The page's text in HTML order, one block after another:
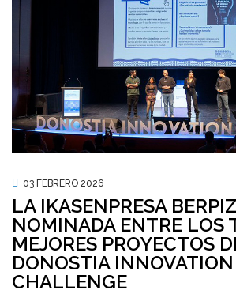
03 FEBRERO 2026
LA IKASENPRESA
NOMINADA ENTRE LOS
MEJORES PROYECTOS
DONOSTIA INNOVATION
CHALLENGE